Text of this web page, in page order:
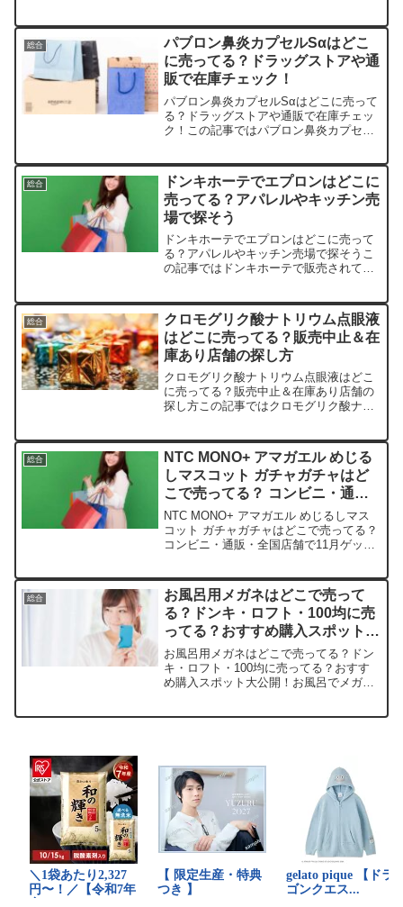
ボウルを売っている取扱店や平均的な値
段、安く買える場所などを...
総合
パブロン鼻炎カプセルSαはどこ
に売ってる？ドラッグストアや通
販で在庫チェック！
パブロン鼻炎カプセルSαはどこに売って
る？ドラッグストアや通販で在庫チェッ
ク！この記事ではパブロン鼻炎カプセル
ます。店頭で探そう！ドラッグストアで
の「パブロン鼻炎カプセ...
総合
ドンキホーテでエプロンはどこに
売ってる？アパレルやキッチン売
場で探そう
ドンキホーテでエプロンはどこに売って
る？アパレルやキッチン売場で探そうこ
の記事ではドンキホーテで販売されてい
します。店舗名価格帯特徴楽天市場約
1,000円〜3,000円...
総合
クロモグリク酸ナトリウム点眼液
はどこに売ってる？販売中止＆在
庫あり店舗の探し方
クロモグリク酸ナトリウム点眼液はどこ
に売ってる？販売中止＆在庫あり店舗の
探し方この記事ではクロモグリク酸ナト
に紹介します。店舗名価格帯（税込）在
庫状況備考楽天市場約1,...
総合
NTC MONO+ アマガエル めじる
しマスコット ガチャガチャはど
こで売ってる？ コンビニ・通
販・全国店舗で11月ゲット完全
ガイド
NTC MONO+ アマガエル めじるしマス
コット ガチャガチャはどこで売ってる？
コンビニ・通販・全国店舗で11月ゲット
いる取扱店や平均価格、安く買える場所
を...
総合
お風呂用メガネはどこで売って
る？ドンキ・ロフト・100均に売
ってる？おすすめ購入スポット大
公開！
お風呂用メガネはどこで売ってる？ドン
キ・ロフト・100均に売ってる？おすす
め購入スポット大公開！お風呂でメガネ